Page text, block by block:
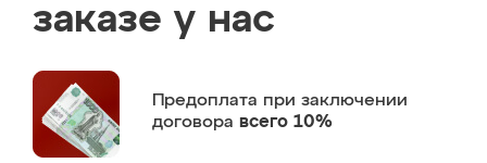
заказе у нас
Предоплата при заключении
договора всего 10%